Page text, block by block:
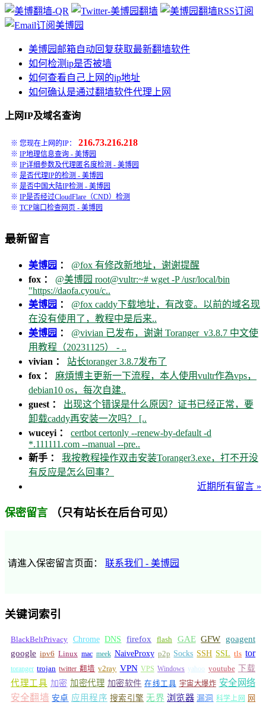
美博园邮箱自动回复获取最新翻墙软件
如何检测ip是否被墙
如何查看自己上网的ip地址
如何确认是通过翻墙软件代理上网
上网IP及域名查询
※ 您现在上网的IP： 216.73.216.218
※ IP地理信息查询 - 美博园
※ IP详细参数及代理匿名度检测 - 美博园
※ 是否代理IP的检测 - 美博园
※ 是否中国大陆IP检测 - 美博园
※ IP是否经过CloudFlare（CND）检测
※ TCP端口检查网页 - 美博园
最新留言
美博园 ： @fox 有修改新地址，谢谢提醒
fox ： @美博园 root@vultr:~# wget -P /usr/local/bin
"https://daofa.cyou/c..
美博园 ： @fox caddy下载地址，有改变。以前的域名现
在没有使用了，教程中是后来..
美博园 ： @vivian 已发布，谢谢 Toranger_v3.8.7 中文使
用教程（20231125） - ..
vivian ： 站长toranger 3.8.7发布了
fox ： 麻煩博主更新一下流程，本人使用vultr作為vps，
debian10 os，每次自建..
guest ： 出现这个错误是什么原因？证书已经正常，要
卸载caddy再安装一次吗？ [..
wuceyi ： certbot certonly --renew-by-default -d
*.111111.com --manual --pre..
新手 ： 我按教程操作双击安装Toranger3.exe，打不开没
有反应是怎么回事？
近期所有留言 »
保密留言 （只有站长在后台可见）
请進入保密留言页面： 联系我们 - 美博园
关键词索引
BlackBeltPrivacy Chrome DNS firefox flash GAE GFW
goagent
google ipv6 Linux mac meek NaiveProxy p2p Socks SSH SSL tls tor
toranger trojan twitter 翻墙 v2ray VPN VPS Windows yahoo youtube 下载
代理工具 加密 加密代理 加密软件 在线工具 宇宙大爆炸 安全网络
安全翻墙 安卓 应用程序 搜索引擎 无界 浏览器 漏洞 科学上网 网